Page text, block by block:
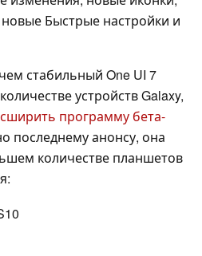
Быстрые настройки и
стабильный One UI 7
устройств Galaxy,
программу бета-
последнему анонсу, она
количестве планшетов